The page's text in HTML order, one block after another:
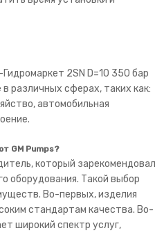
2SN D=10 350 бар
различных сферах, таких как:
автомобильная
GM Pumps?
который зарекомендовал
оборудования. Такой выбор
Во-первых, изделия
стандартам качества. Во-
широкий спектр услуг,